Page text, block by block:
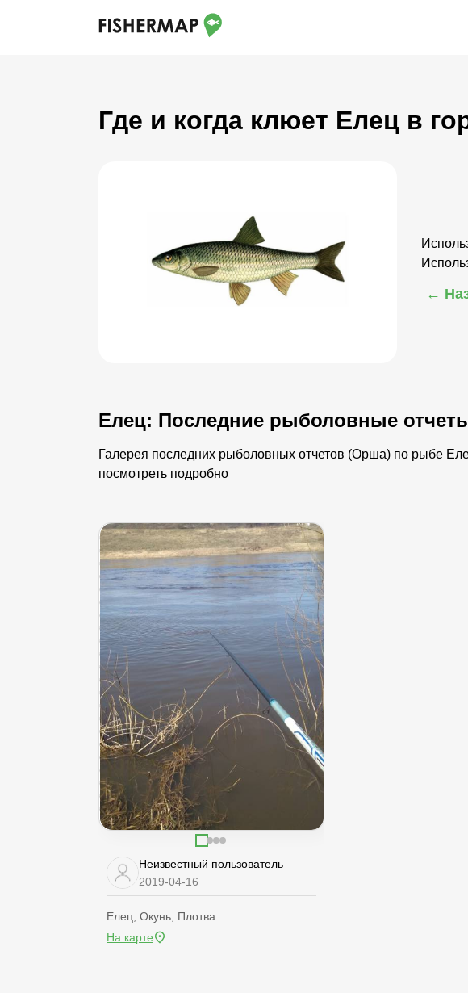
Где и когда клюет Елец в
←
Елец: Последние рыболовные
Галерея последних рыболовных отчетов (Орша) по рыбе
посмотреть подробно
Неизвестный пользователь
2019-04-16
Елец, Окунь, Плотва
На карте